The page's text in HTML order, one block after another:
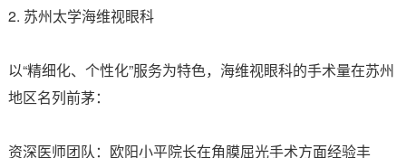
2. 苏州太学海维视眼科
以“精细化、个性化”服务为特色，海维视眼科的手术量在苏州
地区名列前茅：
资深医师团队：欧阳小平院长在角膜屈光手术方面经验丰